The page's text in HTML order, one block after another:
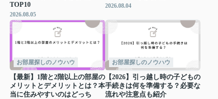
TOP10
2026.08.05
2026.08.04
お部屋探しのノウハウ
【最新】1階と2階以上の部屋の
メリットとデメリットとは？本
当に住みやすいのはどっち
お部屋探しのノウハウ
【2026】引っ越し時の子どもの
手続きは何を準備する？必要な
流れや注意点も紹介